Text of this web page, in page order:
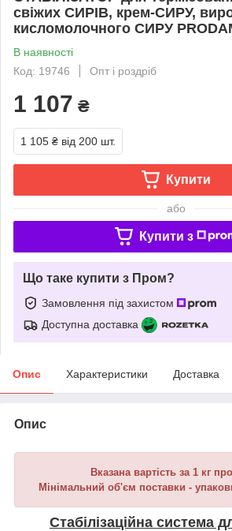
свіжих CИРІВ, крем-СИРУ,
кисломолочного СИРУ
В наявності
Код: 19746
Опт і роздріб
1 107 ₴
1 105 ₴ від 200 шт.
Купити
або
Купити з
Що таке купити з Пром?
Замовлення під захистом
Доступна доставка
Опис Характеристики Доставка
Опис
Вказана вартість за 1 кг
Мінімальний об'єм поставки -
Стабілізаційна система